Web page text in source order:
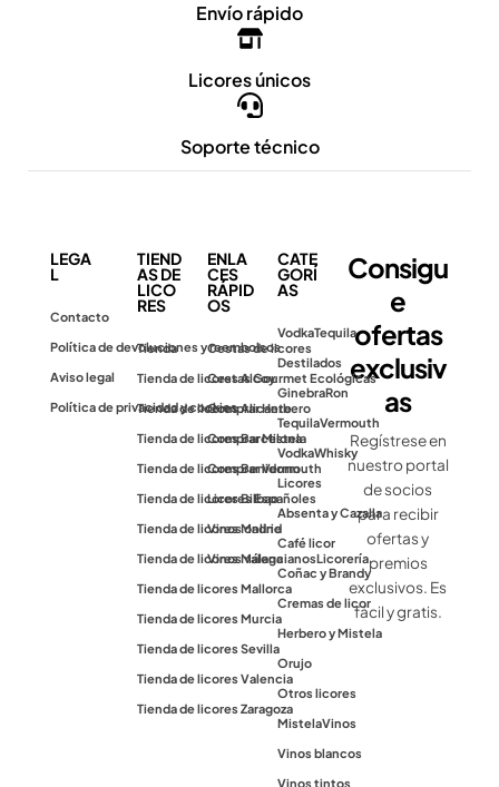
Envío rápido
Licores únicos
Soporte técnico
LEGA
L
Contacto
Política de devoluciones y reembolsos
Aviso legal
Política de privacidad y cookies
TIEND
AS DE
LICO
RES
Tienda
Tienda de licores Alcoy
Tienda de licores Alicante
Tienda de licores Barcelona
Tienda de licores Benidorm
Tienda de licores Bilbao
Tienda de licores Madrid
Tienda de licores Málaga
Tienda de licores Mallorca
Tienda de licores Murcia
Tienda de licores Sevilla
Tienda de licores Valencia
Tienda de licores Zaragoza
ENLA
CES
RÁPID
OS
Cestas de licores
Cestas Gourmet Ecológicas
Comprar Herbero
Comprar Mistela
Comprar Vermouth
Licores Españoles
Vinos online
Vinos valencianosLicorería
CATE
GORÍ
AS
VodkaTequila
Destilados
GinebraRon
TequilaVermouth
VodkaWhisky
Licores
Absenta y Cazalla
Café licor
Coñac y Brandy
Cremas de licor
Herbero y Mistela
Orujo
Otros licores
MistelaVinos
Vinos blancos
Vinos tintos
Consigu
e
ofertas
exclusiv
as
Regístrese en
nuestro portal
de socios
para recibir
ofertas y
premios
exclusivos. Es
fácil y gratis.